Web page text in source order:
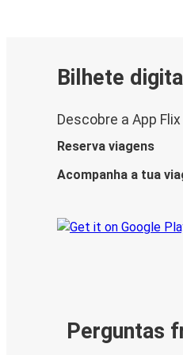
Bilhete
Descobre a App Flix
Reserva viagens
Acompanha a tua
Perguntas